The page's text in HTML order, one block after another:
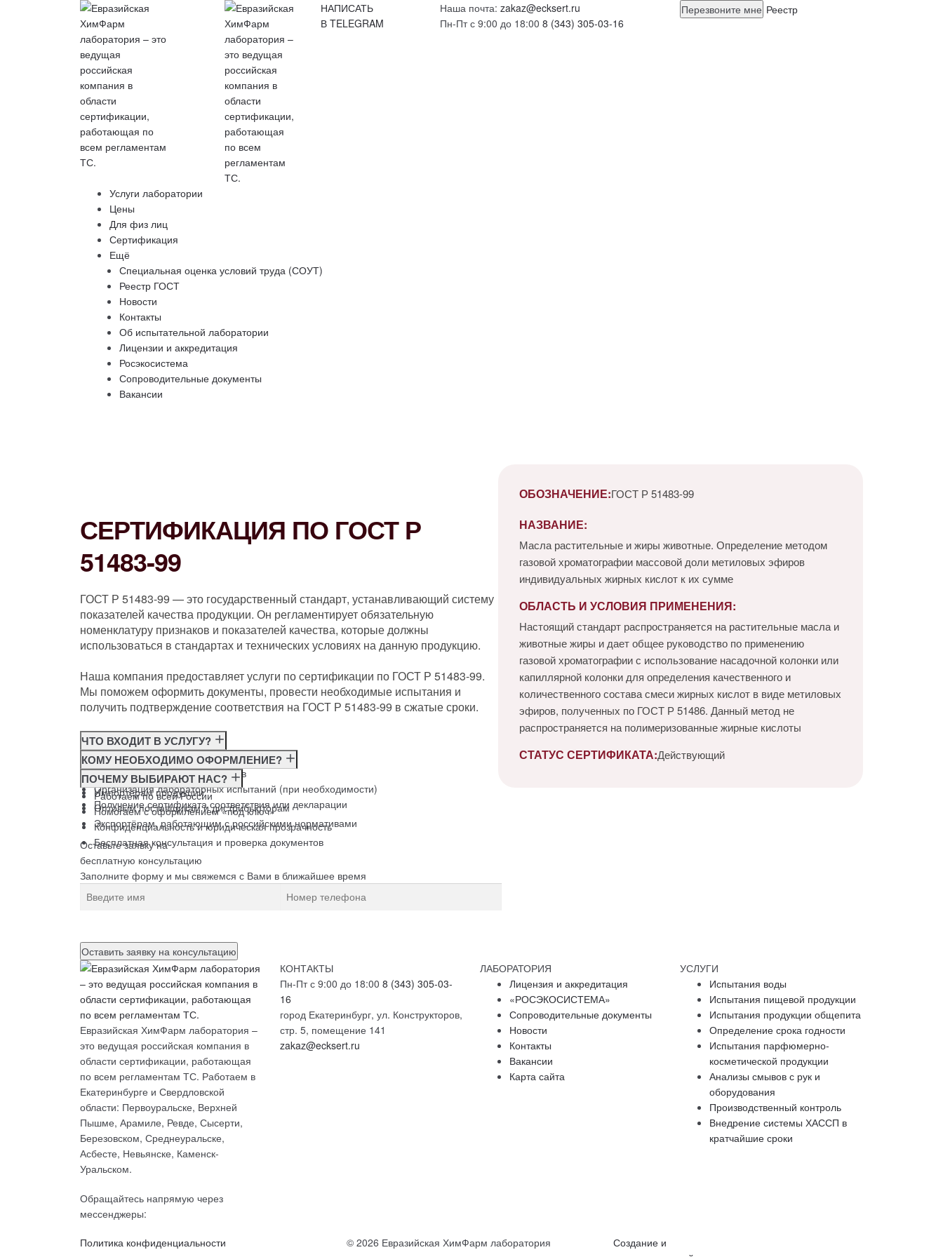
НАПИСАТЬ
В TELEGRAM
Наша почта: zakaz@ecksert.ru
Пн-Пт с 9:00 до 18:00 8 (343) 305-03-16
Перезвоните мне Реестр
Услуги лаборатории
Цены
Для физ лиц
Сертификация
Ещё
Специальная оценка условий труда (СОУТ)
Реестр ГОСТ
Новости
Контакты
Об испытательной лаборатории
Лицензии и аккредитация
Росэкосистема
Сопроводительные документы
Вакансии
СЕРТИФИКАЦИЯ ПО ГОСТ Р
51483-99
ГОСТ Р 51483-99 — это государственный стандарт, устанавливающий систему
показателей качества продукции. Он регламентирует обязательную
номенклатуру признаков и показателей качества, которые должны
использоваться в стандартах и технических условиях на данную продукцию.
Наша компания предоставляет услуги по сертификации по ГОСТ Р 51483-99.
Мы поможем оформить документы, провести необходимые испытания и
получить подтверждение соответствия на ГОСТ Р 51483-99 в сжатые сроки.
ЧТО ВХОДИТ В УСЛУГУ?
Консультация по требованиям ГОСТ
Подготовка и подача документов
Организация лабораторных испытаний (при необходимости)
Получение сертификата соответствия или декларации
КОМУ НЕОБХОДИМО ОФОРМЛЕНИЕ?
Производителям
Импортёрам продукции
Оптовым поставщикам и дистрибьюторам
Экспортёрам, работающим с российскими нормативами
ПОЧЕМУ ВЫБИРАЮТ НАС?
Работаем по всей России
Помогаем с оформлением «под ключ»
Конфиденциальность и юридическая прозрачность
Бесплатная консультация и проверка документов
ОБОЗНАЧЕНИЕ:ГОСТ Р 51483-99
НАЗВАНИЕ:
Масла растительные и жиры животные. Определение методом
газовой хроматографии массовой доли метиловых эфиров
индивидуальных жирных кислот к их сумме
ОБЛАСТЬ И УСЛОВИЯ ПРИМЕНЕНИЯ:
Настоящий стандарт распространяется на растительные масла и
животные жиры и дает общее руководство по применению
газовой хроматографии с использование насадочной колонки или
капиллярной колонки для определения качественного и
количественного состава смеси жирных кислот в виде метиловых
эфиров, полученных по ГОСТ Р 51486. Данный метод не
распространяется на полимеризованные жирные кислоты
СТАТУС СЕРТИФИКАТА:Действующий
Оставьте заявку на
бесплатную консультацию
Заполните форму и мы свяжемся с Вами в ближайшее время
Евразийская ХимФарм лаборатория –
это ведущая российская компания в
области сертификации, работающая
по всем регламентам ТС. Работаем в
Екатеринбурге и Свердловской
области: Первоуральске, Верхней
Пышме, Арамиле, Ревде, Сысерти,
Березовском, Среднеуральске,
Асбесте, Невьянске, Каменск-
Уральском.
Обращайтесь напрямую через
мессенджеры:
КОНТАКТЫ
Пн-Пт с 9:00 до 18:00 8 (343) 305-03-
16
город Екатеринбург, ул. Конструкторов,
стр. 5, помещение 141
zakaz@ecksert.ru
ЛАБОРАТОРИЯ
Лицензия и аккредитация
«РОСЭКОСИСТЕМА»
Сопроводительные документы
Новости
Контакты
Вакансии
Карта сайта
УСЛУГИ
Испытания воды
Испытания пищевой продукции
Испытания продукции общепита
Определение срока годности
Испытания парфюмерно-
косметической продукции
Анализы смывов с рук и
оборудования
Производственный контроль
Внедрение системы ХАССП в
кратчайшие сроки
Политика конфиденциальности © 2026 Евразийская ХимФарм лаборатория
Создание и